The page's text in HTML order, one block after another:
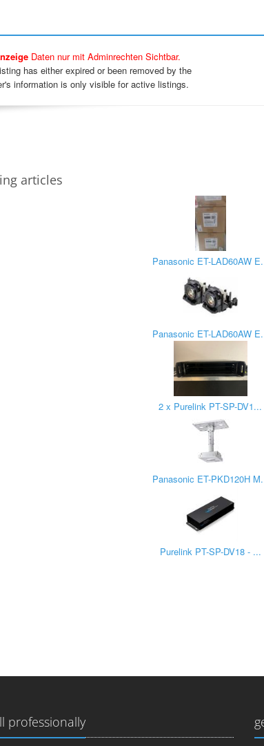
Daten nur mit Adminrechten Sichtbar.
has either expired or been removed by the
information is only visible for active listings.
articles
Panasonic ET-LAD60AW
Panasonic ET-LAD60AW
2 x Purelink PT-SP-DV1...
Panasonic ET-PKD120H
Purelink PT-SP-DV18 - ...
professionally